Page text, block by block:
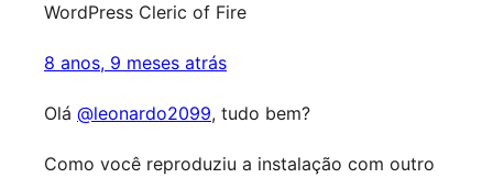
WordPress Cleric of Fire
8 anos, 9 meses atrás
Olá @leonardo2099, tudo bem?
Como você reproduziu a instalação com outro